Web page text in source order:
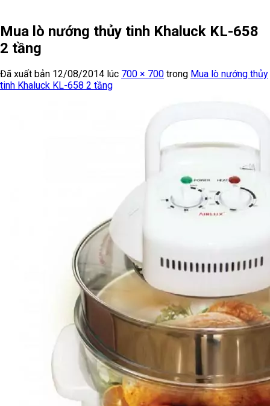
Mua lò nướng thủy tinh Khaluck KL-658
2 tầng
Đã xuất bản 12/08/2014 lúc 700 × 700 trong Mua lò nướng thủy
tinh Khaluck KL-658 2 tầng